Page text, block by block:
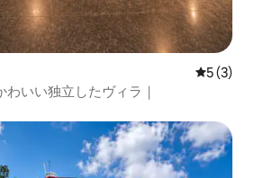
レビュー
5 (3)
いい独立したヴィラ｜